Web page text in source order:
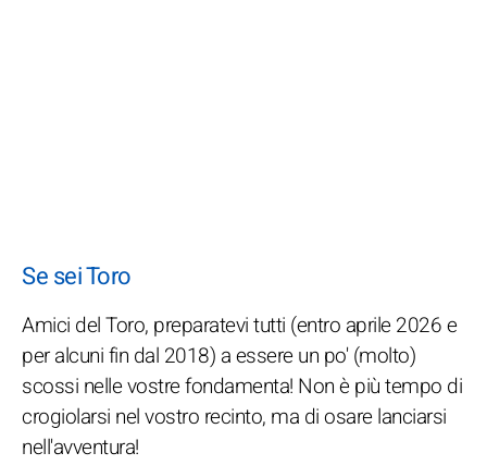
Se sei Toro
Amici del Toro, preparatevi tutti (entro aprile 2026 e
per alcuni fin dal 2018) a essere un po' (molto)
scossi nelle vostre fondamenta! Non è più tempo di
crogiolarsi nel vostro recinto, ma di osare lanciarsi
nell'avventura!